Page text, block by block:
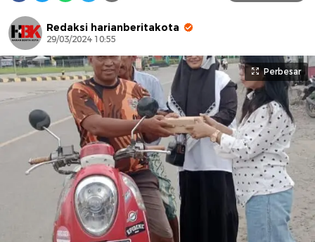
Redaksi harianberitakota
29/03/2024 10:55
Perbesar